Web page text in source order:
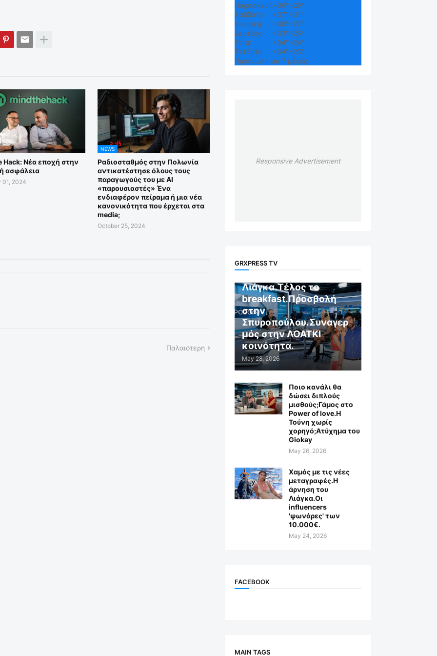
Hack: Νέα εποχή στην
ασφάλεια
01, 2024
NEWS
Ραδιοσταθμός στην Πολωνία
αντικατέστησε όλους τους
παραγωγούς του με ΑΙ
«παρουσιαστές» Ένα
ενδιαφέρον πείραμα ή μια νέα
κανονικότητα που έρχεται στα
media;
October 25, 2024
Παλαιότερη
Παρασκευή+36°+29°
Σάββατο
+37°+31°
Κυριακή
+36°+27°
Δευτέρα
+33°+26°
Τρίτη
+34°+24°
Τετάρτη
+34°+23°
Πρόγνωση για 7 μέρες
Responsive Advertisement
GRXPRESS TV
GR X WEB TV
Λιάγκα.Τέλος το
breakfast.Προσβολή
στην
Σπυροπούλου.Συναγερ
μός στην ΛΟΑΤΚΙ
κοινότητα.
May 28, 2026
Ποιο κανάλι θα
δώσει διπλούς
μισθούς;Γάμος στο
Power of love.Η
Τούνη χωρίς
χορηγό;Aτύχημα του
Giokay
May 26, 2026
Χαμός με τις νέες
μεταγραφές.Η
άρνηση του
Λιάγκα.Οι
influencers
'ψωνάρες' των
10.000€.
May 24, 2026
FACEBOOK
MAIN TAGS